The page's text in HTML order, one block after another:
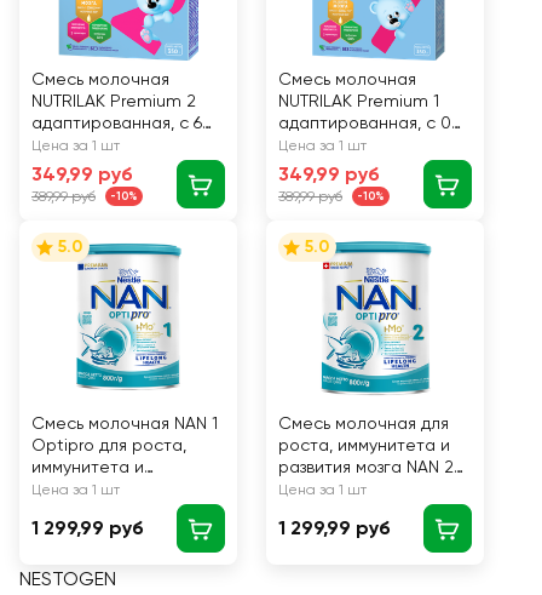
Смесь молочная
NUTRILAK Premium 2
адаптированная, с 6
месяцев, 300г
Цена за 1 шт
349,99 руб
389,99 руб -10%
Смесь молочная
NUTRILAK Premium 1
адаптированная, с 0
месяцев, 300г
Цена за 1 шт
349,99 руб
389,99 руб -10%
5.0
Смесь молочная NAN 1
Optipro для роста,
иммунитета и
развития мозга, с 0
Цена за 1 шт
1 299,99 руб
5.0
Смесь молочная для
роста, иммунитета и
развития мозга NAN 2
Optipro, с 6 месяцев,
Цена за 1 шт
1 299,99 руб
NESTOGEN